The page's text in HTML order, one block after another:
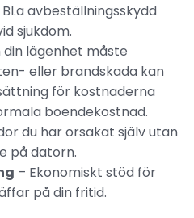
Bl.a avbeställningsskydd
sjukdom.
din lägenhet måste
eller brandskada kan
för kostnaderna
boendekostnad.
du har orsakat själv utan
på datorn.
– Ekonomiskt stöd för
på din fritid.